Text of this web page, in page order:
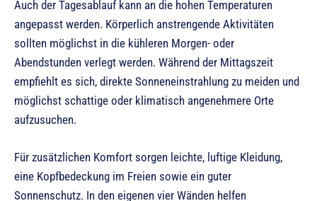
Auch der Tagesablauf kann an die hohen Temperaturen
angepasst werden. Körperlich anstrengende Aktivitäten
sollten möglichst in die kühleren Morgen- oder
Abendstunden verlegt werden. Während der Mittagszeit
empfiehlt es sich, direkte Sonneneinstrahlung zu meiden und
möglichst schattige oder klimatisch angenehmere Orte
aufzusuchen.
Für zusätzlichen Komfort sorgen leichte, luftige Kleidung,
eine Kopfbedeckung im Freien sowie ein guter
Sonnenschutz. In den eigenen vier Wänden helfen